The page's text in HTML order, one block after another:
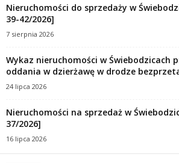
Nieruchomości do sprzedaży w
39-42/2026]
7 sierpnia 2026
Wykaz nieruchomości w Świebodzicach
oddania w dzierżawę w drodze
24 lipca 2026
Nieruchomości na sprzedaż w
37/2026]
16 lipca 2026